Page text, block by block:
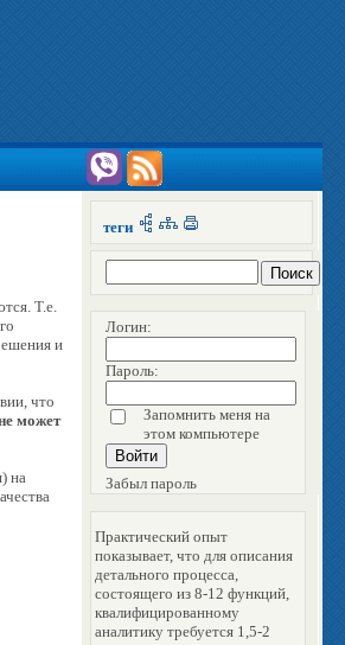
Т.е.
и
что
может
на
теги
Логин:
Пароль:
Запомнить меня на
этом компьютере
Забыл пароль
Практический опыт
показывает, что для описания
детального процесса,
состоящего из 8-12 функций,
квалифицированному
аналитику требуется 1,5-2